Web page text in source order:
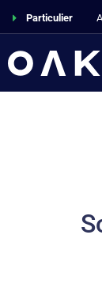
Particulier